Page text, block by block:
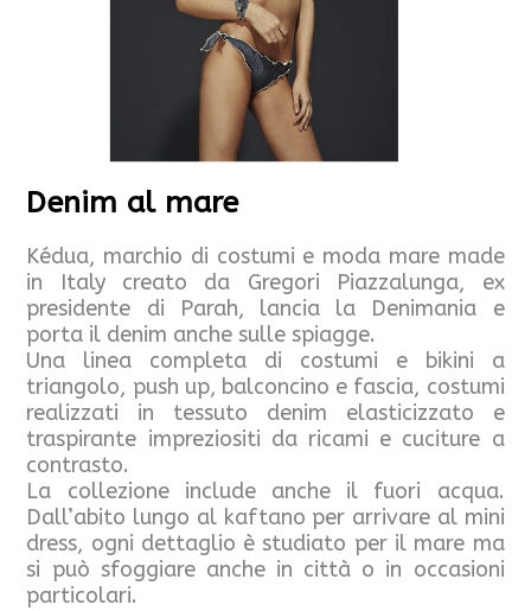
Denim al mare
Kédua, marchio di costumi e moda mare made
in Italy creato da Gregori Piazzalunga, ex
presidente di Parah, lancia la Denimania e
porta il denim anche sulle spiagge.
Una linea completa di costumi e bikini a
triangolo, push up, balconcino e fascia, costumi
realizzati in tessuto denim elasticizzato e
traspirante impreziositi da ricami e cuciture a
contrasto.
La collezione include anche il fuori acqua.
Dall’abito lungo al kaftano per arrivare al mini
dress, ogni dettaglio è studiato per il mare ma
si può sfoggiare anche in città o in occasioni
particolari.